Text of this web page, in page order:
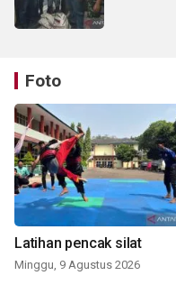
Foto
Latihan pencak silat
Minggu, 9 Agustus 2026